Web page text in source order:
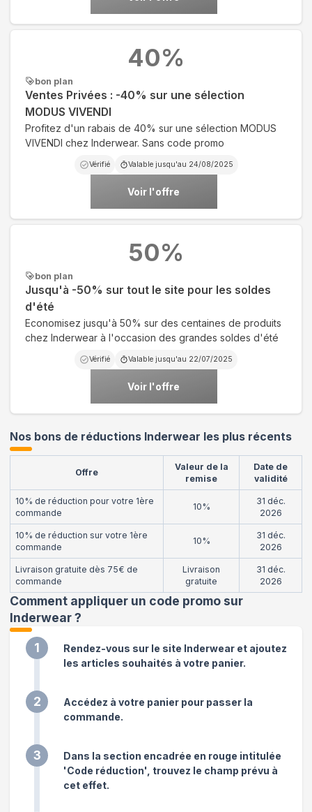
bon plan
Ventes Privées : -40% sur une sélection
MODUS VIVENDI
Profitez d'un rabais de 40% sur une sélection MODUS
VIVENDI chez Inderwear. Sans code promo
Vérifié Valable jusqu'au 24/08/2025
Voir l'offre
40%
bon plan
Jusqu'à -50% sur tout le site pour les soldes
d'été
Economisez jusqu'à 50% sur des centaines de produits
chez Inderwear à l'occasion des grandes soldes d'été
Vérifié Valable jusqu'au 22/07/2025
Voir l'offre
50%
Nos bons de réductions Inderwear les plus récents
Offre
Valeur de la
remise
Date de
validité
10% de réduction pour votre 1ère
commande
10%
31 déc.
2026
10% de réduction sur votre 1ère
commande
10%
31 déc.
2026
Livraison gratuite dès 75€ de
commande
Livraison
gratuite
31 déc.
2026
Comment appliquer un code promo sur
Inderwear?
1
Rendez-vous sur le site Inderwear et ajoutez
les articles souhaités à votre panier.
2
Accédez à votre panier pour passer la
commande.
3
Dans la section encadrée en rouge intitulée
'Code réduction', trouvez le champ prévu à
cet effet.